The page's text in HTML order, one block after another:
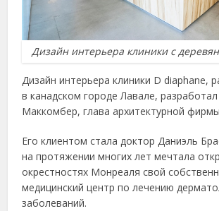
Дизайн интерьера клиники с
Дизайн интерьера клиники D diaphane,
в канадском городе Лавале,
Маккомбер, глава архитектурной
Его клиентом стала доктор Даниэль
на протяжении многих лет мечтала
окрестностях Монреаля свой
медицинский центр по лечению
заболеваний.